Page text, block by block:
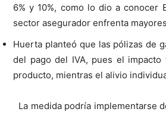
6% y 10%, como lo dio a conocer
sector asegurador enfrenta
Huerta planteó que las pólizas de
del pago del IVA, pues el
producto, mientras el alivio
La medida podría implementarse